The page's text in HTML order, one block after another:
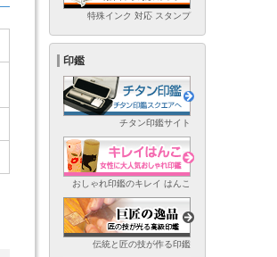
特殊インク 対応 スタンプ
印鑑
チタン印鑑サイト
おしゃれ印鑑のキレイ はんこ
伝統と匠の技が作る印鑑